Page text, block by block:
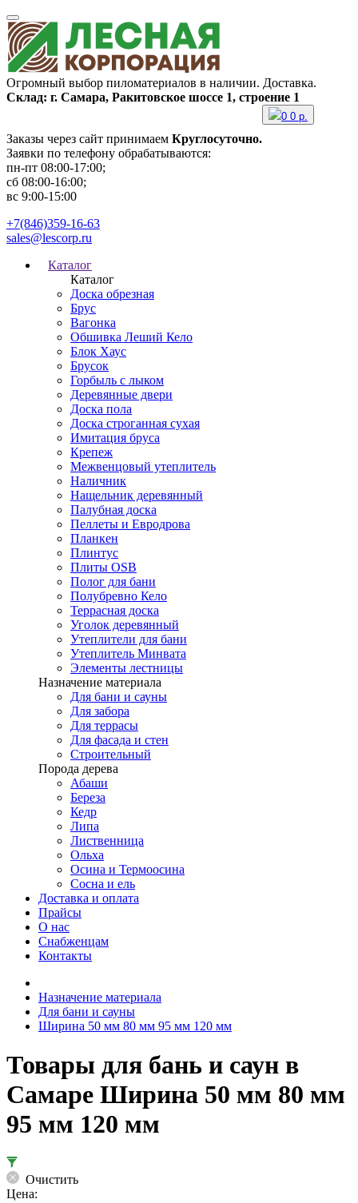
Огромный выбор пиломатериалов в наличии. Доставка.
Склад: г. Самара, Ракитовское шоссе 1, строение 1
Заказы через сайт принимаем Круглосуточно.
Заявки по телефону обрабатываются:
пн-пт 08:00-17:00;
сб 08:00-16:00;
вс 9:00-15:00
0 0 р.
+7(846)359-16-63
sales@lescorp.ru
Каталог
Каталог
Доска обрезная
Брус
Вагонка
Обшивка Леший Кело
Блок Хаус
Брусок
Горбыль с лыком
Деревянные двери
Доска пола
Доска строганная сухая
Имитация бруса
Крепеж
Межвенцовый утеплитель
Наличник
Нащельник деревянный
Палубная доска
Пеллеты и Евродрова
Планкен
Плинтус
Плиты OSB
Полог для бани
Полубревно Кело
Террасная доска
Уголок деревянный
Утеплители для бани
Утеплитель Минвата
Элементы лестницы
Назначение материала
Для бани и сауны
Для забора
Для террасы
Для фасада и стен
Строительный
Порода дерева
Абаши
Береза
Кедр
Липа
Лиственница
Ольха
Осина и Термоосина
Сосна и ель
Доставка и оплата
Прайсы
О нас
Снабженцам
Контакты
Назначение материала
Для бани и сауны
Ширина 50 мм 80 мм 95 мм 120 мм
Товары для бань и саун в
Самаре Ширина 50 мм 80 мм
95 мм 120 мм
Очистить
Цена: